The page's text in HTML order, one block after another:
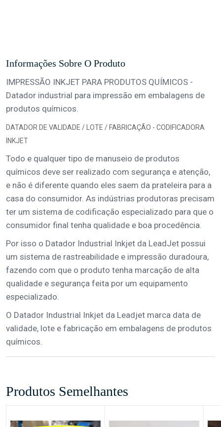
Informações Sobre O Produto
IMPRESSÃO INKJET PARA PRODUTOS QUÍMICOS -
Datador industrial para impressão em embalagens de
produtos químicos.
DATADOR DE VALIDADE / LOTE / FABRICAÇÃO - CODIFICADORA
INKJET
Todo e qualquer tipo de manuseio de produtos
químicos deve ser realizado com segurança e atenção,
e não é diferente quando eles saem da prateleira para a
casa do consumidor. As indústrias produtoras precisam
ter um sistema de codificação especializado para que o
consumidor final tenha qualidade e boa procedência.
Por isso o Datador Industrial Inkjet da LeadJet possui
um sistema de rastreabilidade e impressão duradoura,
fazendo com que o produto tenha marcação de alta
qualidade e segurança feita por um equipamento
especializado.
O Datador Industrial Inkjet da Leadjet marca data de
validade, lote e fabricação em embalagens de produtos
químicos.
Produtos Semelhantes